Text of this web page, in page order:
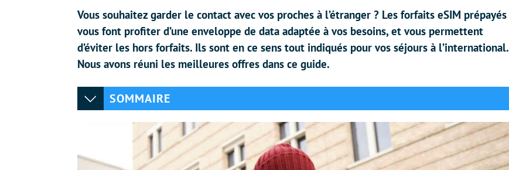
Vous souhaitez garder le contact avec vos proches à l’étranger ? Les forfaits eSIM prépayés
vous font profiter d’une enveloppe de data adaptée à vos besoins, et vous permettent
d’éviter les hors forfaits. Ils sont en ce sens tout indiqués pour vos séjours à l’international.
Nous avons réuni les meilleures offres dans ce guide.
SOMMAIRE